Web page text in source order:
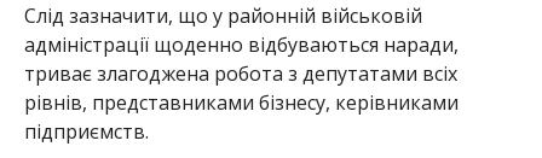
Слід зазначити, що у районній військовій
адміністрації щоденно відбуваються наради,
триває злагоджена робота з депутатами всіх
рівнів, представниками бізнесу, керівниками
підприємств.